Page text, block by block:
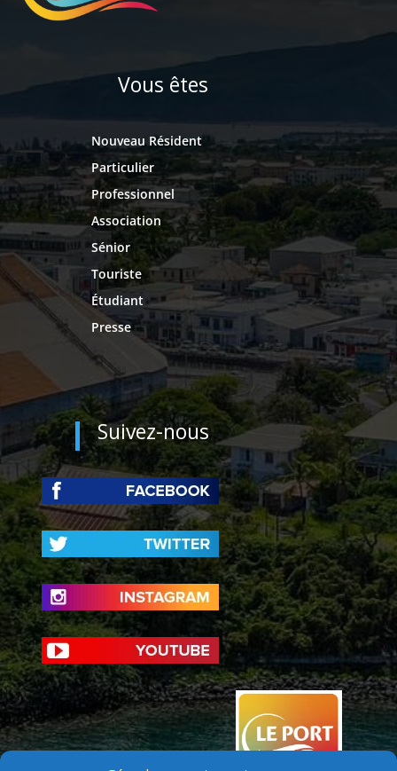
Vous êtes
Nouveau Résident
Particulier
Professionnel
Association
Sénior
Touriste
Étudiant
Presse
Suivez-nous